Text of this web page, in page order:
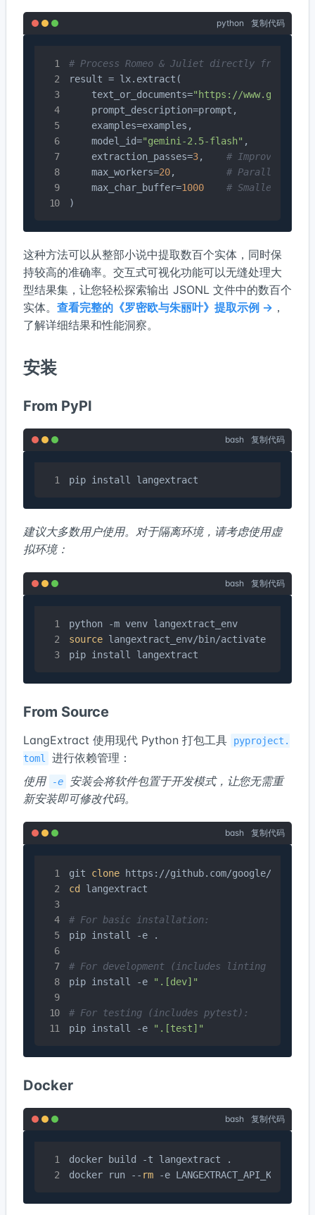
python 复制代码
# Process Romeo & Juliet directly from
result = lx.extract(
    text_or_documents=
"https://
    prompt_description=prompt,
    examples=examples,
    model_id=
"gemini-2.5-flash" ,
    extraction_passes=
3, # Improves
    max_workers=
20, # Parallel
    max_char_buffer=
1000
# Smaller
)
这种方法可以从整部小说中提取数百个实体，同时保
持较高的准确率。交互式可视化功能可以无缝处理大
型结果集，让您轻松探索输出 JSONL 文件中的数百个
实体。 查看完整的《罗密欧与朱丽叶》提取示例 → ，
了解详细结果和性能洞察。
安装
From PyPI
bash 复制代码
pip install langextract
建议大多数用户使用。对于隔离环境，请考虑使用虚
拟环境：
bash 复制代码
source langextract_env/bin/activate
pip install langextract
From Source
LangExtract 使用现代 Python 打包工具
pyproject.
toml
进行依赖管理：
使用
-e
安装会将软件包置于开发模式，让您无需重
新安装即可修改代码。
bash 复制代码
git clone
cd langextract
# For basic installation:
pip install -e .
# For development (includes linting tools):
pip install -e
".[dev]"
# For testing (includes pytest):
pip install -e
".[test]"
Docker
bash 复制代码
docker build -t langextract .
docker run -- rm -e LANGEXTRACT_API_KEY=